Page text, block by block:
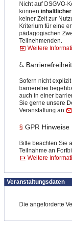
Nicht auf DSGVO-
können inhaltlicher
keiner Zeit zur
Kriterium für eine
pädagogischen
Teilnehmenden.
Weitere
♿ Barrierefreiheit
Sofern nicht
barrierefrei
auch in einer
Sie gerne unsere
Veranstaltung an
§ GPR Hinweise
Bitte beachten Sie
Teilnahme an
Weitere
Veranstaltungsdaten
Die angeforderte